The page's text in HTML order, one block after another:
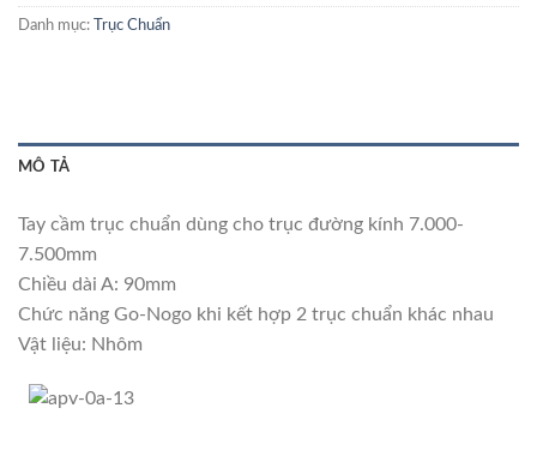
Danh mục: Trục Chuẩn
MÔ TẢ
Tay cầm trục chuẩn dùng cho trục đường kính 7.000-
7.500mm
Chiều dài A: 90mm
Chức năng Go-Nogo khi kết hợp 2 trục chuẩn khác nhau
Vật liệu: Nhôm